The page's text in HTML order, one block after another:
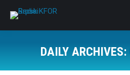
DAILY ARCHIVES: